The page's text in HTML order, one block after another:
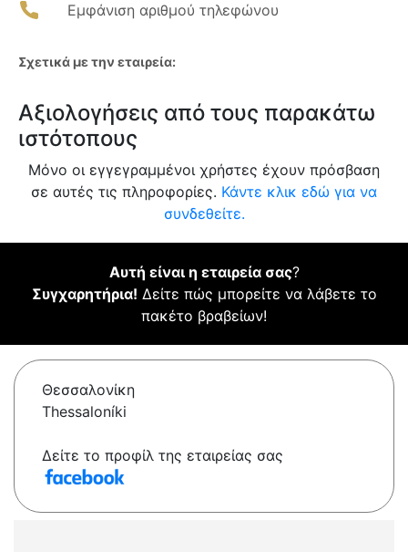
Εμφάνιση αριθμού τηλεφώνου
Σχετικά με την εταιρεία:
Αξιολογήσεις από τους παρακάτω
ιστότοπους
Μόνο οι εγγεγραμμένοι χρήστες έχουν πρόσβαση
σε αυτές τις πληροφορίες. Κάντε κλικ εδώ για να
συνδεθείτε.
Αυτή είναι η εταιρεία σας?
Συγχαρητήρια! Δείτε πώς μπορείτε να λάβετε το
πακέτο βραβείων!
Θεσσαλονίκη
Thessaloníki
Δείτε το προφίλ της εταιρείας σας